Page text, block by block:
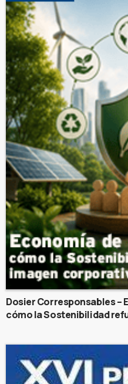
Dosier Corresponsables –
cómo la Sostenibilidad